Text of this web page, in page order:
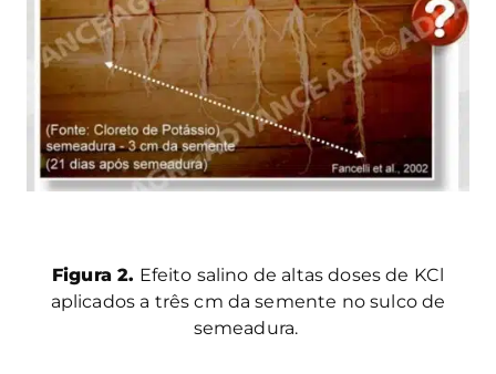
Figura 2. Efeito salino de altas doses de KCl
aplicados a três cm da semente no sulco de
semeadura.